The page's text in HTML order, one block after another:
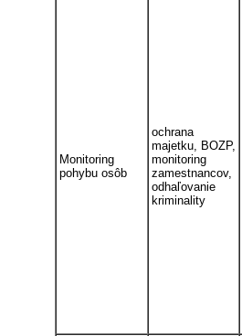
Monitoring
pohybu osôb
ochrana
majetku, BOZP,
monitoring
zamestnancov,
odhaľovanie
kriminality